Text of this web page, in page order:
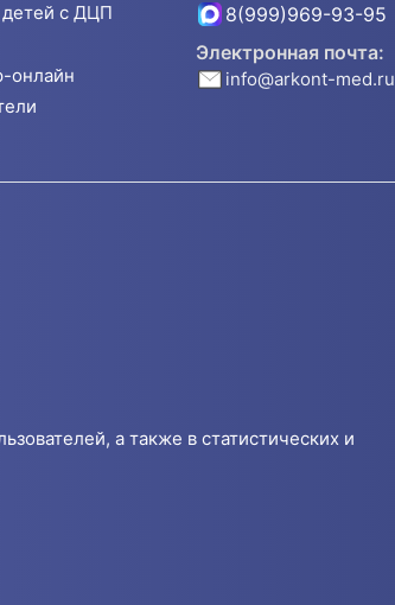
с ДЦП
онлайн
8(999)969-93-95
Электронная почта:
info@arkont-med.ru
а также в статистических и